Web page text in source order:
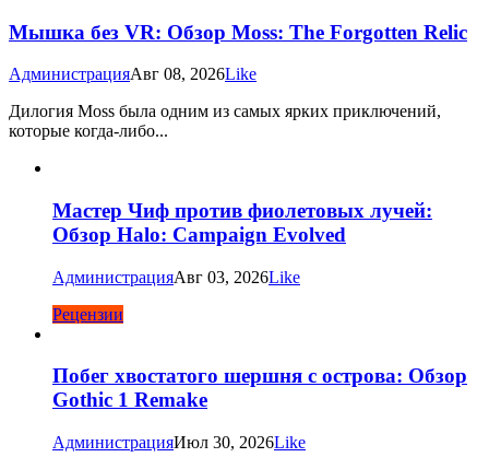
Мышка без VR: Обзор Moss: The Forgotten Relic
АдминистрацияАвг 08, 2026Like
Дилогия Moss была одним из самых ярких приключений,
которые когда-либо...
Мастер Чиф против фиолетовых лучей:
Обзор Halo: Campaign Evolved
АдминистрацияАвг 03, 2026Like
Рецензии
Побег хвостатого шершня с острова: Обзор
Gothic 1 Remake
АдминистрацияИюл 30, 2026Like